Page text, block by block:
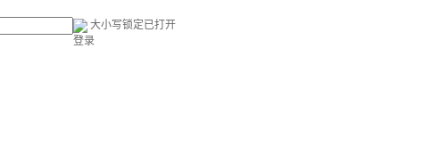
大小写锁定已打开
登录